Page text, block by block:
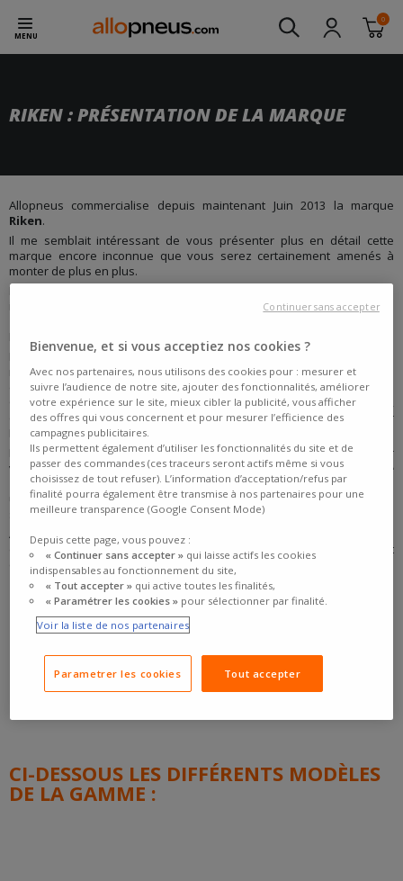
MENU
0
RIKEN : PRÉSENTATION DE LA MARQUE
Allopneus commercialise depuis maintenant Juin 2013 la marque
Riken.
Il me semblait intéressant de vous présenter plus en détail cette
marque encore inconnue que vous serez certainement amenés à
monter de plus en plus.
Pour commencer, Riken a été créée en 1917 au Japon. Les premières
importations vers le marché américain et européen commencent en
Le succès de la marque attire la convoitise des plus grands
manufacturiers, et c’est en 1992 que le nom RIKEN a été déposé
comme véritable marque de pneumatique par la société Michelin
Okamoto Tire Corporation qui désirait étendre sa gamme en Europe,
et atteindre le marché américain jusque là contrôlé par Goodyear
Dunlop.
En Europe, les clients qui ne pouvaient pas se permettre de s’orienter
vers des marques « Haut de gamme » découvraient ainsi
une
marque de qualité, à desprix attractifset fabriqués dans les
usines de l’un des plus grands manufacturiers européens. L’usine se
situe d’ailleurs en Serbie.
Aujourd’hui, Riken s’adresse à de très nombreux clients, par le biais
d’une gamme tourisme été, tourisme hiver, camionnette été et
camionnette hiver.
CI-DESSOUS LES DIFFÉRENTS MODÈLES
DE LA GAMME :
Bienvenue, et si vous acceptiez nos cookies ?
Avec nos partenaires, nous utilisons des cookies pour : mesurer et
suivre l’audience de notre site, ajouter des fonctionnalités, améliorer
votre expérience sur le site, mieux cibler la publicité, vous afficher
des offres qui vous concernent et pour mesurer l’efficience des
campagnes publicitaires.
Ils permettent également d’utiliser les fonctionnalités du site et de
passer des commandes (ces traceurs seront actifs même si vous
choisissez de tout refuser). L’information d’acceptation/refus par
finalité pourra également être transmise à nos partenaires pour une
meilleure transparence (Google Consent Mode)
Depuis cette page, vous pouvez :
« Continuer sans accepter »qui laisse actifs les cookies
indispensables au fonctionnement du site,
« Tout accepter »qui active toutes les finalités,
« Paramétrer les cookies »pour sélectionner par finalité.
Voir la liste de nos partenaires
Parametrer les cookies Tout accepter
Continuer sans accepter